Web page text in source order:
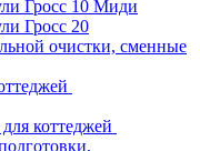
Гросс 10 Миди
Гросс 20
очистки, сменные
коттеджей